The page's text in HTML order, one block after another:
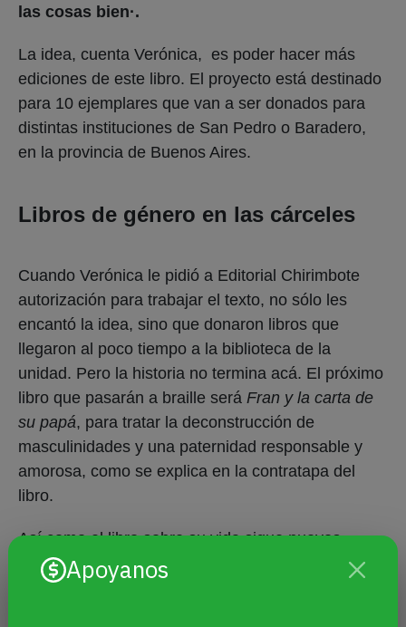
Apoyanos
las cosas bien·.
La idea, cuenta Verónica, es poder hacer más
ediciones de este libro. El proyecto está destinado
para 10 ejemplares que van a ser donados para
distintas instituciones de San Pedro o Baradero,
en la provincia de Buenos Aires.
Libros de género en las cárceles
Cuando Verónica le pidió a Editorial Chirimbote
autorización para trabajar el texto, no sólo les
encantó la idea, sino que donaron libros que
llegaron al poco tiempo a la biblioteca de la
unidad. Pero la historia no termina acá. El próximo
libro que pasarán a braille será Fran y la carta de
su papá, para tratar la deconstrucción de
masculinidades y una paternidad responsable y
amorosa, como se explica en la contratapa del
libro.
Así como el libro sobre su vida sigue nuevos
caminos, Alexa también está en otras búsquedas.
Después de que desde la editorial le pidieran